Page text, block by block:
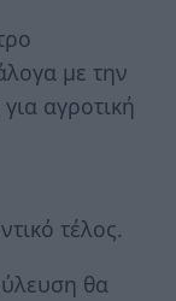
με την
αγροτική
τέλος.
θα